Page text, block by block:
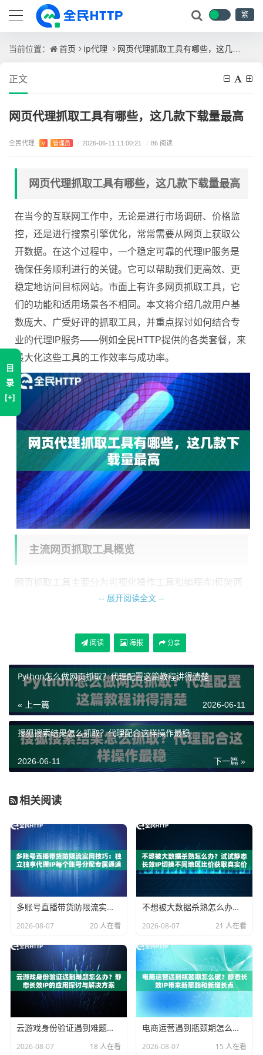
繁
当前位置： 首页 ip代理 网页代理抓取工具有哪些，这几款下载量最高
正文
网页代理抓取工具有哪些，这几款下载量最高
全民代理 V 管理员 / 2026-06-11 11:00:21 / 86 阅读
网页代理抓取工具有哪些，这几款下载量最高
在当今的互联网工作中，无论是进行市场调研、价格监
控，还是进行搜索引擎优化，常常需要从网页上获取公
开数据。在这个过程中，一个稳定可靠的代理IP服务是
确保任务顺利进行的关键。它可以帮助我们更高效、更
稳定地访问目标网站。市面上有许多网页抓取工具，它
们的功能和适用场景各不相同。本文将介绍几款用户基
数庞大、广受好评的抓取工具，并重点探讨如何结合专
业的代理IP服务——例如全民HTTP提供的各类套餐，来
最大化这些工具的工作效率与成功率。
主流网页抓取工具概览
网页抓取工具主要分为可视化操作工具和编程库/框架两
类。对于没有编程基础的用户，可视化工具是首选，它
发者，功能强大的编程库则提供了更高的灵活性和控制
在可视化工具中，有几款产品的下载量和使用率一直名
列前茅。它们因其易用性和强大的功能而受到普通用户
和企业的青睐。另一类是基于代码的解决方案，通常在
开发者社区中拥有高的活跃度和海量下载。
高人气可视化抓取工具与代理配置
这类工具通常内置了代理设置选项，使得集成代理IP服
1. 通用型爬虫软件：这是一款老牌且功能全面的桌面应
用。用户可以通过它直观地设计爬虫流程，从简单的数
据提取到复杂的多步骤交互都能胜任。其优势在于强大
的解析能力和相对较低的学习成本。在该软件的网络设
置中，用户可以方便地配置HTTP/HTTPS或SOCKS5代
理。这时，如果使用全民HTTP的隧道代理IP套餐，将带
户只需配置一个固定的隧道服务器地址，软件发出的所
有请求就会自动通过云端轮转的不同IP发出，无需在软
件内频繁手动更换IP，大简化了操作并保证了IP的连续有
2. 浏览器自动化插件：这款基于浏览器的插件允许用户
录制在网页上的操作（如点击、翻页、输入），并自动
-- 展开阅读全文 --
阅读 海报 分享
Python怎么做网页抓取？代理配置这篇教程讲得清楚
« 上一篇 2026-06-11
搜狐搜索结果怎么抓取？代理配合这样操作最稳
下一篇 »
2026-06-11
相关阅读
多账号直播带货防限流实用技巧：独立独享代理IP每个账号分配专属通道
2026-08-07 20 人在看
不想被大数据杀熟怎么办？试试静态长效IP切换不同地区比价获取真实价格
2026-08-07 21 人在看
云游戏身份验证遇到难题怎么办？静态长效IP的应用探讨与解决方案
2026-08-07 18 人在看
电商运营遇到瓶颈期怎么破？静态长效IP带来新思路和新增长点
2026-08-07 15 人在看
目
录
[+]